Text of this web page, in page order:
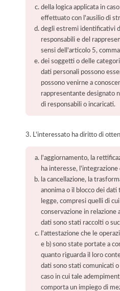
della logica applicata in
effettuato con l'ausilio di
degli estremi identificativi
responsabili e del
sensi dell'articolo 5,
dei soggetti o delle
dati personali possono
possono venirne a
rappresentante designato
di responsabili o incaricati.
3. L'interessato ha diritto di
l'aggiornamento, la
ha interesse, l'integrazione
la cancellazione, la
anonima o il blocco dei
legge, compresi quelli di
conservazione in relazione
dati sono stati raccolti o
l'attestazione che le
e b) sono state portate a
quanto riguarda il loro
dati sono stati comunicati
caso in cui tale
comporta un impiego di